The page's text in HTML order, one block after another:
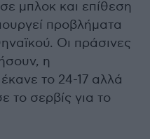
μπλοκ και επίθεση
προβλήματα
Οι πράσινες
η
το 24-17 αλλά
το σερβίς για το